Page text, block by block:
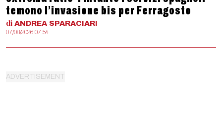
temono l’invasione bis per Ferragosto
di ANDREA SPARACIARI
07/08/2026 07:54